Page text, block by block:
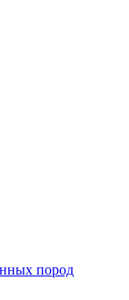
пород